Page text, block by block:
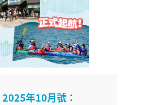
2025年10月號：